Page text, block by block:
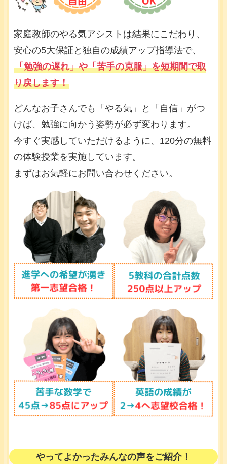
家庭教師のやる気アシストは結果にこだわり、
安心の5大保証と独自の成績アップ指導法で、
「勉強の遅れ」や「苦手の克服」を短期間で取
り戻します！
どんなお子さんでも「やる気」と「自信」がつ
けば、勉強に向かう姿勢が必ず変わります。
今すぐ実感していただけるように、120分の無料
の体験授業を実施しています。
まずはお気軽にお問い合わせください。
やってよかったみんなの声をご紹介！